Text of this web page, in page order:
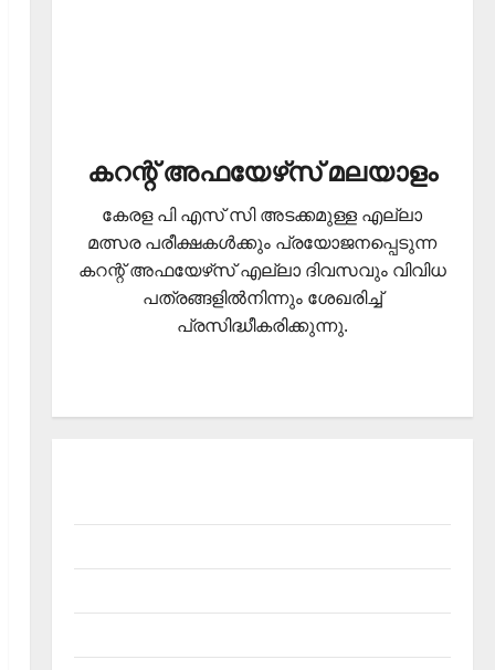
കറന്റ് അഫയേഴ്‌സ് മലയാളം
കേരള പി എസ് സി അടക്കമുള്ള എല്ലാ
മത്സര പരീക്ഷകള്‍ക്കും പ്രയോജനപ്പെടുന്ന
കറന്റ് അഫയേഴ്‌സ് എല്ലാ ദിവസവും വിവിധ
പത്രങ്ങളില്‍നിന്നും ശേഖരിച്ച്
പ്രസിദ്ധീകരിക്കുന്നു.